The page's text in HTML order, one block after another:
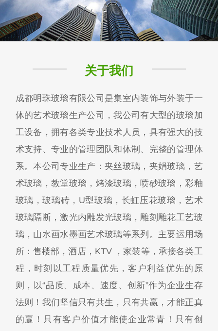
关于我们
成都明珠玻璃有限公司是集室内装饰与外装于一
体的艺术玻璃生产公司，我公司有大型的玻璃加
工设备，拥有各类专业技术人员，具有强大的技
术支持、专业的管理团队和体制、完整的管理体
系。本公司专业生产：夹丝玻璃，夹娟玻璃，艺
术玻璃，教堂玻璃，烤漆玻璃，喷砂玻璃，彩釉
玻璃，玻璃砖，U型玻璃，长虹压花玻璃，艺术
玻璃隔断，激光内雕发光玻璃，雕刻雕花工艺玻
璃，山水画水墨画艺术玻璃等系列。主要运用场
所：售楼部，酒店，KTV ，家装等，承接各类工
程，时刻以工程质量优先，客户利益优先的原
则，以“品质、成本、速度、创新”作为企业生存
法则！我们坚信只有共生，只有共赢，才能正真
的赢！只有客户价值才能使企业常青！只有创